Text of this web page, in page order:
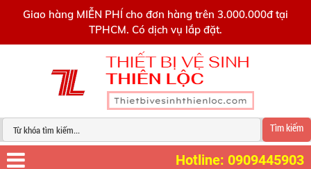
Giao hàng MIỄN PHÍ cho đơn hàng trên 3.000.000đ tại
TPHCM. Có dịch vụ lắp đặt.
Tìm kiếm
Hotline: 0909445903
0909445903